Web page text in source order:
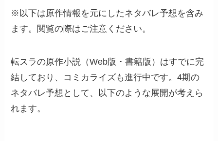
※以下は原作情報を元にしたネタバレ予想を含み
ます。閲覧の際はご注意ください。
転スラの原作小説（Web版・書籍版）はすでに完
結しており、コミカライズも進行中です。4期の
ネタバレ予想として、以下のような展開が考えら
れます。